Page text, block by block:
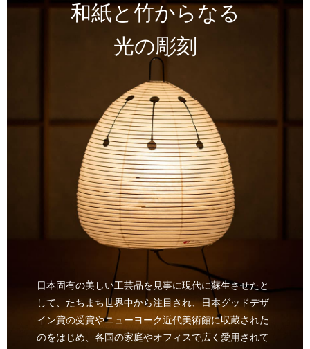
和紙と⽵からなる
光の彫刻
日本固有の美しい工芸品を見事に現代に蘇生させたと
して、たちまち世界中から注目され、日本グッドデザ
イン賞の受賞やニューヨーク近代美術館に収蔵された
のをはじめ、各国の家庭やオフィスで広く愛用されて